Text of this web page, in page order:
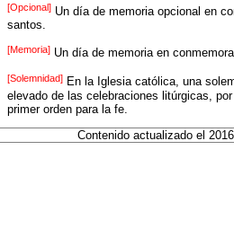
[Opcional] Un día de memoria opcional en
santos.
[Memoria] Un día de memoria en
[Solemnidad] En la Iglesia católica, una
elevado de las celebraciones litúrgicas,
primer orden para la fe.
Contenido actualizado el